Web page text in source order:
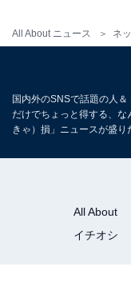
All About ニュース ネ
国内外のSNSで話題の人
だけでちょっと得する、
きゃ）損」ニュースが盛り
All About
イチオシ